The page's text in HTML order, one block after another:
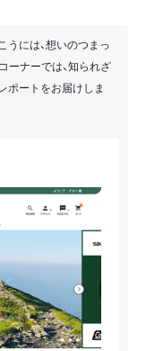
には、想いのつまっ
ーナーでは、知られざ
ポートをお届けしま